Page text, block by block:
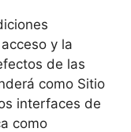
y la
de las
como Sitio
interfaces de
como